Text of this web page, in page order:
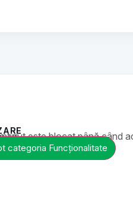
de cookie-uri.
categoria Funcționalitate